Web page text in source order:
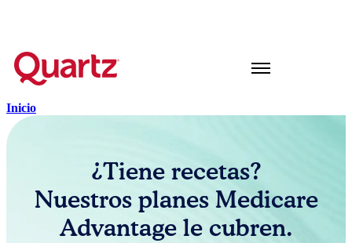
Inicio
¿Tiene recetas?
Nuestros planes Medicare
Advantage le cubren.